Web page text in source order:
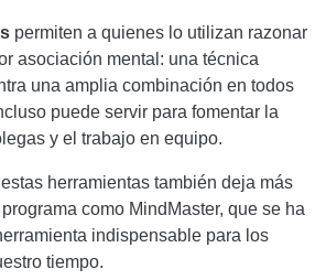
permiten a quienes lo utilizan razonar
asociación mental: una técnica
una amplia combinación en todos
puede servir para fomentar la
y el trabajo en equipo.
herramientas también deja más
como MindMaster, que se ha
indispensable para los
tiempo.